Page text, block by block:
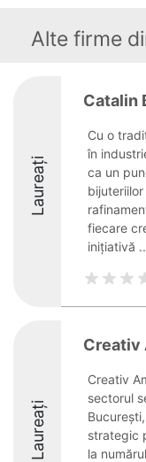
Alte firme
Laureați
Catalin
Cu o
în
ca un
fiecare
inițiativă
Laureați
Creativ
Creativ
sectorul
strategic
la